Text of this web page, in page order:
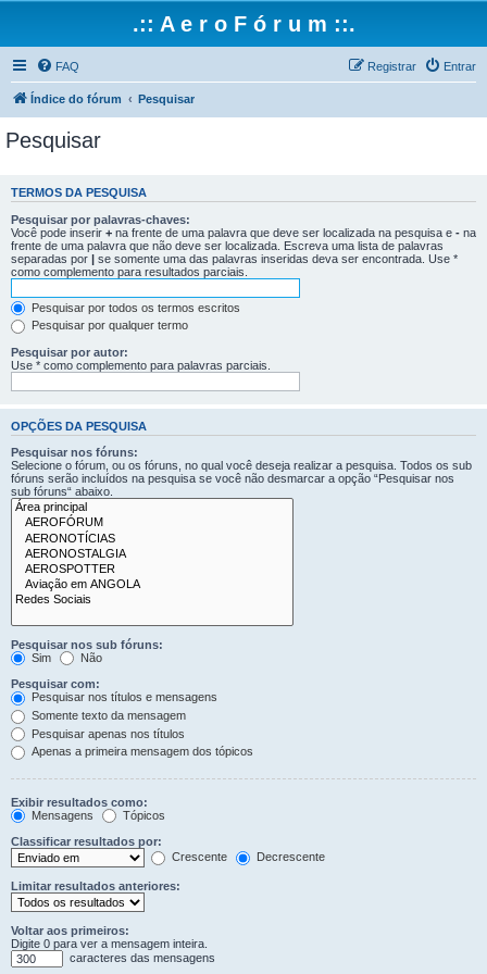
.:: A e r o F ó r u m ::.
FAQ Entrar
Registrar
Índice do fórum Pesquisar
Pesquisar
TERMOS DA PESQUISA
Pesquisar por palavras-chaves:
Você pode inserir + na frente de uma palavra que deve ser localizada na pesquisa e - na
frente de uma palavra que não deve ser localizada. Escreva uma lista de palavras
separadas por | se somente uma das palavras inseridas deva ser encontrada. Use *
como complemento para resultados parciais.
Pesquisar por todos os termos escritos
Pesquisar por qualquer termo
Pesquisar por autor:
Use * como complemento para palavras parciais.
OPÇÕES DA PESQUISA
Pesquisar nos fóruns:
Selecione o fórum, ou os fóruns, no qual você deseja realizar a pesquisa. Todos os sub
fóruns serão incluídos na pesquisa se você não desmarcar a opção “Pesquisar nos
sub fóruns“ abaixo.
Pesquisar nos sub fóruns:
Sim
Não
Pesquisar com:
Pesquisar nos títulos e mensagens
Somente texto da mensagem
Pesquisar apenas nos títulos
Apenas a primeira mensagem dos tópicos
Exibir resultados como:
Mensagens
Tópicos
Classificar resultados por:
Crescente
Decrescente
Limitar resultados anteriores:
Voltar aos primeiros:
Digite 0 para ver a mensagem inteira.
caracteres das mensagens